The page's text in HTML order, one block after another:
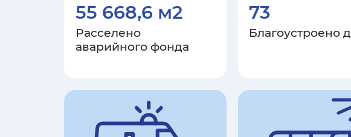
55 668,6 м2
Расселено
аварийного фонда
73
Благоустроено